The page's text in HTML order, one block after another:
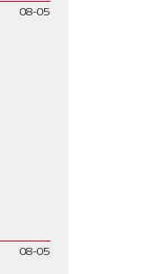
08-05
08-05